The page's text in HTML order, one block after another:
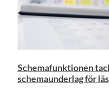
Schemafunktionen
schemaunderlag för